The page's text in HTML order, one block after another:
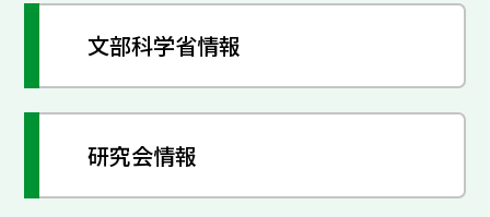
文部科学省情報
研究会情報